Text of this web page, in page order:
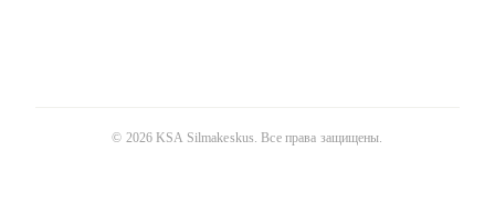
© 2026 KSA Silmakeskus. Все права защищены.